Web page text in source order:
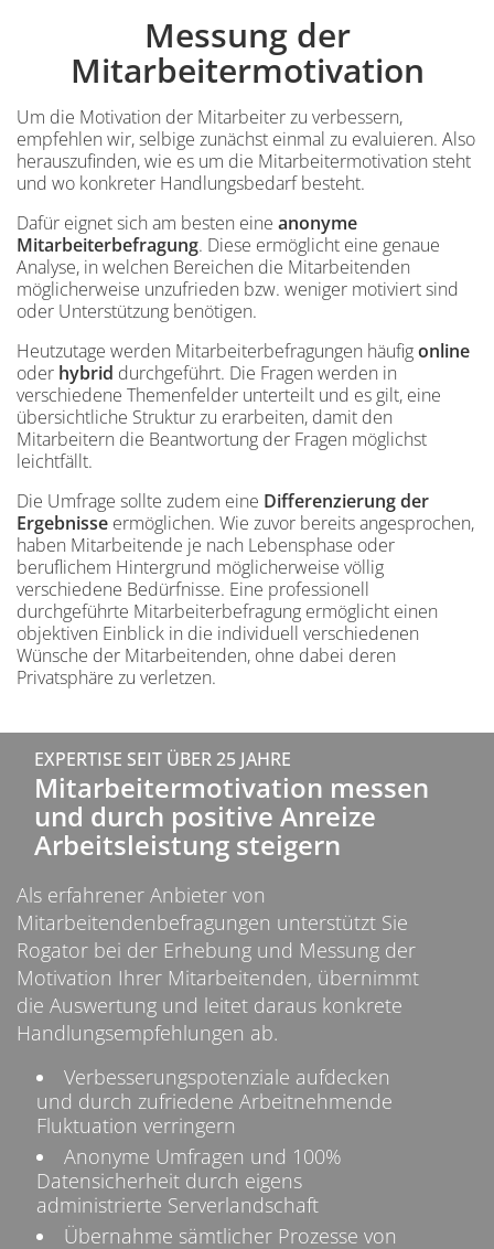
Einleitung
Messung der
Mitarbeitermotivation
Um die Motivation der Mitarbeiter zu verbessern,
empfehlen wir, selbige zunächst einmal zu evaluieren. Also
herauszufinden, wie es um die Mitarbeitermotivation steht
und wo konkreter Handlungsbedarf besteht.
Dafür eignet sich am besten eine anonyme
Mitarbeiterbefragung. Diese ermöglicht eine genaue
Analyse, in welchen Bereichen die Mitarbeitenden
möglicherweise unzufrieden bzw. weniger motiviert sind
oder Unterstützung benötigen.
Heutzutage werden Mitarbeiterbefragungen häufigonline
oder hybrid durchgeführt. Die Fragen werden in
verschiedene Themenfelder unterteilt und es gilt, eine
übersichtliche Struktur zu erarbeiten, damit den
Mitarbeitern die Beantwortung der Fragen möglichst
leichtfällt.
Die Umfrage sollte zudem eine Differenzierung der
Ergebnisse ermöglichen. Wie zuvor bereits angesprochen,
haben Mitarbeitende je nach Lebensphase oder
beruflichem Hintergrund möglicherweise völlig
verschiedene Bedürfnisse. Eine professionell
durchgeführte Mitarbeiterbefragung ermöglicht einen
objektiven Einblick in die individuell verschiedenen
Wünsche der Mitarbeitenden, ohne dabei deren
Privatsphäre zu verletzen.
EXPERTISE SEIT ÜBER 25 JAHRE
Mitarbeitermotivation messen
und durch positive Anreize
Arbeitsleistung steigern
Als erfahrener Anbieter von
Mitarbeitendenbefragungen unterstützt Sie
Rogator bei der Erhebung und Messung der
Motivation Ihrer Mitarbeitenden, übernimmt
die Auswertung und leitet daraus konkrete
Handlungsempfehlungen ab.
Verbesserungspotenziale aufdecken
und durch zufriedene Arbeitnehmende
Fluktuation verringern
Anonyme Umfragen und 100%
Datensicherheit durch eigens
administrierte Serverlandschaft
Übernahme sämtlicher Prozesse von